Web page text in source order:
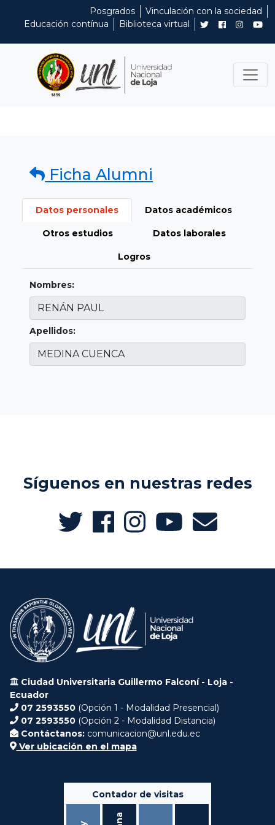
Posgrados
Vinculación con la sociedad
Educación contínua
Biblioteca virtual
Ficha Alumni
Datos personales Datos académicos
Otros estudios Datos laborales
Logros
Nombres:
Apellidos:
Síguenos en nuestras redes
Ciudad Universitaria Guillermo Falconí - Loja -
Ecuador
07 2593550 (Opción 1 - Modalidad Presencial)
07 2593550 (Opción 2 - Modalidad Distancia)
Contáctanos: comunicacion@unl.edu.ec
Ver ubicación en el mapa
Contador de visitas